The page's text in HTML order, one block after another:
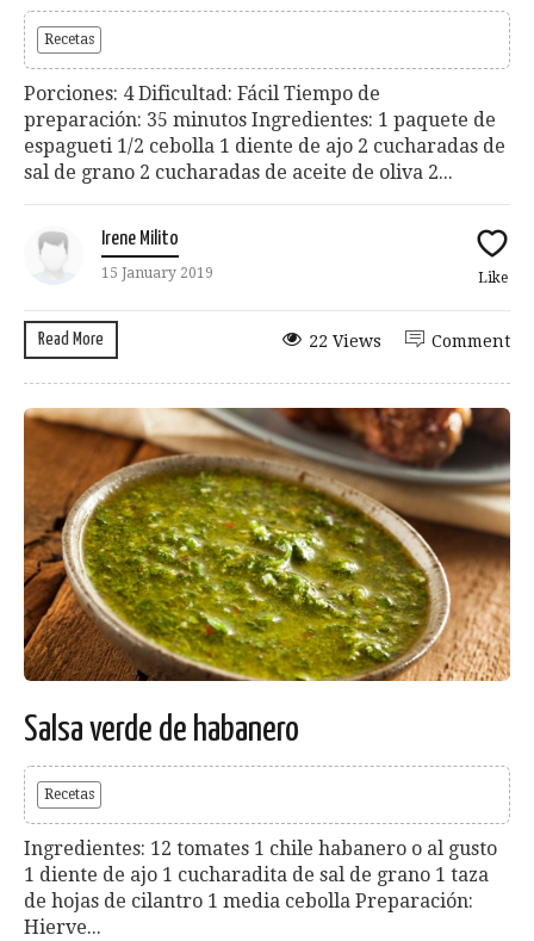
Recetas
Porciones: 4 Dificultad: Fácil Tiempo de
preparación: 35 minutos Ingredientes: 1 paquete de
espagueti 1/2 cebolla 1 diente de ajo 2 cucharadas de
sal de grano 2 cucharadas de aceite de oliva 2...
Irene Milito
15 January 2019 Like
Read More Comment
22 Views
Salsa verde de habanero
Recetas
Ingredientes: 12 tomates 1 chile habanero o al gusto
1 diente de ajo 1 cucharadita de sal de grano 1 taza
de hojas de cilantro 1 media cebolla Preparación:
Hierve...